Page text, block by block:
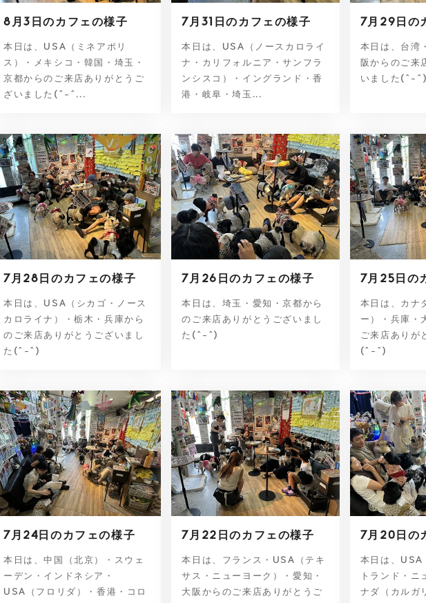
8月3日のカフェの様子
本日は、USA（ミネアポリ
ス）・メキシコ・韓国・埼玉・
京都からのご来店ありがとうご
ざいました(^-^...
7月31日のカフェの様子
本日は、USA（ノースカロライ
ナ・カリフォルニア・サンフラ
ンシスコ）・イングランド・香
港・岐阜・埼玉...
7月29日の
本日は、台湾
阪からのご来
いました(^-
7月28日のカフェの様子
本日は、USA（シカゴ・ノース
カロライナ）・栃木・兵庫から
のご来店ありがとうございまし
た(^-^)
7月26日のカフェの様子
本日は、埼玉・愛知・京都から
のご来店ありがとうございまし
た(^-^)
7月25日の
本日は、カナ
ー）・兵庫・
ご来店ありが
(^-^)
7月24日のカフェの様子
本日は、中国（北京）・スウェ
ーデン・インドネシア・
USA（フロリダ）・香港・コロ
7月22日のカフェの様子
本日は、フランス・USA（テキ
サス・ニューヨーク）・愛知・
大阪からのご来店ありがとうご
7月20日の
本日は、USA
トランド・ニ
ナダ（カルガ